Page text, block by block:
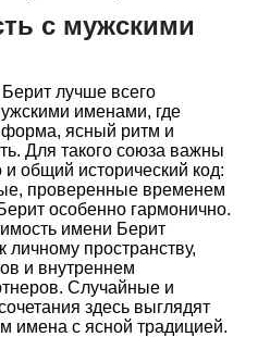
с мужскими
лучше всего
именами, где
ясный ритм и
Для такого союза важны
и общий исторический код:
проверенные временем
особенно гармонично.
имени Берит
личному пространству,
и внутреннем
Случайные и
здесь выглядят
имена с ясной традицией.